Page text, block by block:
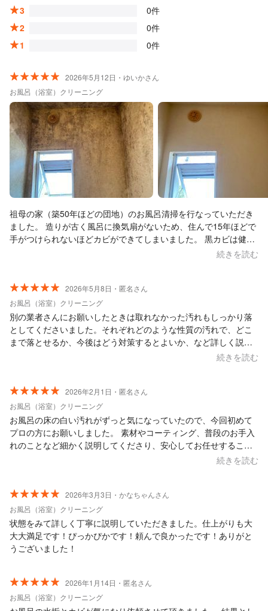
3
0件
2
0件
1
0件
2026年5月12日・ゆいかさん
お風呂（浴室）クリーニング
祖母の家（築50年ほどの団地）のお風呂清掃を行なっていただき
ました。 造りが古く風呂に換気扇がないため、住んで15年ほどで
手がつけられないほどカビができてしまいました。 黒カビは健康
にも悪いと思いましたので、評価の高いフューチャースマイルさ
だいたとのこと。 祖母も大変喜んでいました。 長年掃除していな
かったため、多少残ってしまっても仕方ないと思っていたのです
が、ここまで綺麗にしていただけるとは思わず感無量です。 また
機会がありましたらぜひ宜しくお願いいたします！
続きを読む
2026年5月8日・匿名さん
お風呂（浴室）クリーニング
別の業者さんにお願いしたときは取れなかった汚れもしっかり落
としてくださいました。それぞれどのような性質の汚れで、どこ
まで落とせるか、今後はどう対策するとよいか、など詳しく説明
続きを読む
2026年2月1日・匿名さん
お風呂（浴室）クリーニング
お風呂の床の白い汚れがずっと気になっていたので、今回初めて
プロの方にお願いしました。 素材やコーティング、普段のお手入
れのことなど細かく説明してくださり、安心してお任せすること
ができました！ お風呂は床も壁も全てピカピカで大満足です！ ま
続きを読む
2026年3月3日・かなちゃんさん
お風呂（浴室）クリーニング
状態をみて詳しく丁寧に説明していただきました。仕上がりも大
大大満足です！ぴっかぴかです！頼んで良かったです！ありがと
うございました！
2026年1月14日・匿名さん
お風呂（浴室）クリーニング